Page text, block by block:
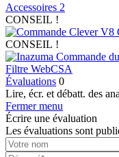
Accessoires 2
CONSEIL !
CONSEIL !
Filtre WebCSA
Évaluations 0
Lire, écr. et débatt. des
Fermer menu
Écrire une évaluation
Les évaluations sont